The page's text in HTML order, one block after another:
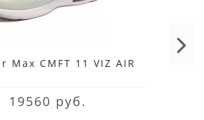
Max CMFT 11 VIZ AIR
19560 руб.